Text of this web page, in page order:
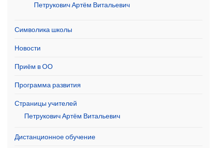
Петрукович Артём Витальевич
Символика школы
Новости
Приём в ОО
Программа развития
Страницы учителей
Петрукович Артём Витальевич
Дистанционное обучение